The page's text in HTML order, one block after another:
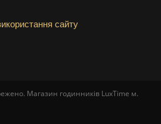
сайту
Магазин годинників LuxTime м.